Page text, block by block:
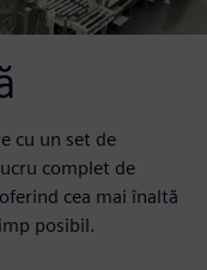
cu un set de
complet de
cea mai înaltă
posibil.